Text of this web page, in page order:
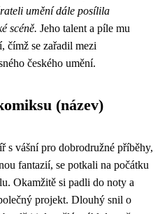
umění dále posílila
scéně. Jeho talent a píle mu
čímž se zařadil mezi
českého umění.
(název)
s vášní pro dobrodružné příběhy,
fantazií, se potkali na počátku
Okamžitě si padli do noty a
projekt. Dlouhý snil o